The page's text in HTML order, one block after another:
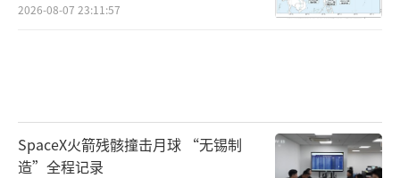
2026-08-07 23:11:57
SpaceX火箭残骸撞击月球 “无锡制
造”全程记录